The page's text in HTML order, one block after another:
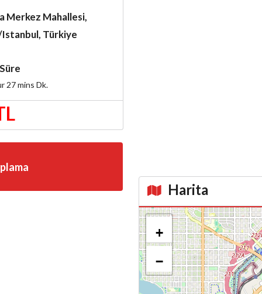
Merkez Mahallesi,
Türkiye
Süre
27 mins Dk.
Harita
+
−